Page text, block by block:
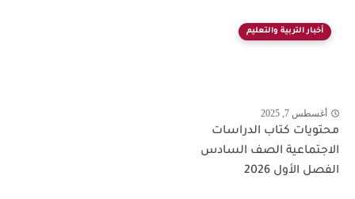
أخبار التربية والتعليم
أغسطس 7, 2025
محتويات كتاب الدراسات
الاجتماعية الصف السادس
الفصل الأول 2026